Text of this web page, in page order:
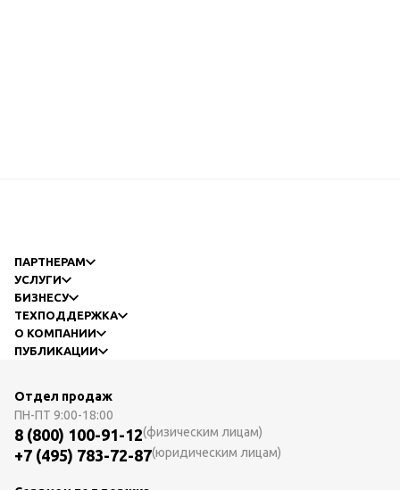
ПАРТНЕРАМ
УСЛУГИ
БИЗНЕСУ
ТЕХПОДДЕРЖКА
О КОМПАНИИ
ПУБЛИКАЦИИ
Отдел продаж
ПН-ПТ 9:00-18:00
8 (800) 100-91-12(физическим лицам)
+7 (495) 783-72-87(юридическим лицам)